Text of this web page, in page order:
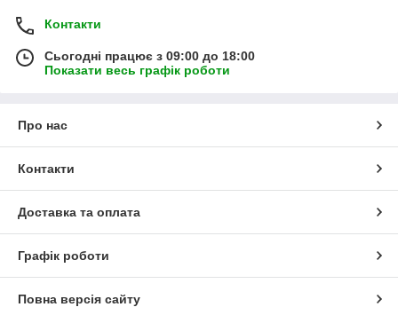
Контакти
Сьогодні працює з 09:00 до 18:00
Показати весь графік роботи
Про нас
Контакти
Доставка та оплата
Графік роботи
Повна версія сайту